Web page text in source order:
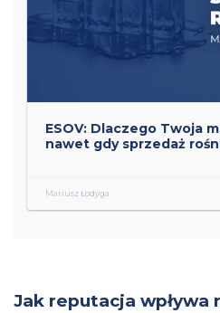
ESOV: Dlaczego Twoja
nawet gdy sprzedaż
Mariusz Łodyga
Jak reputacja wpływa